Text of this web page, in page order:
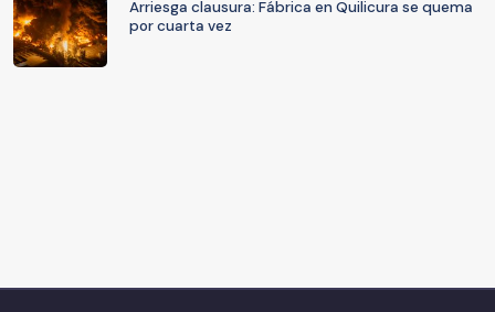
Arriesga clausura: Fábrica en Quilicura se quema
por cuarta vez